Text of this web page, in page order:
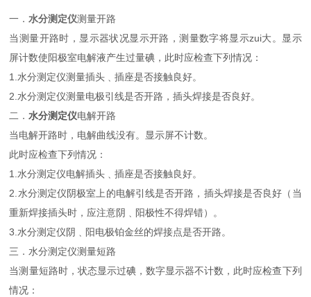
一．水分测定仪测量开路
当测量开路时，显示器状况显示开路，测量数字将显示zui大。显示
屏计数使阳极室电解液产生过量碘，此时应检查下列情况：
1.水分测定仪测量插头﹑插座是否接触良好。
2.水分测定仪测量电极引线是否开路，插头焊接是否良好。
二．水分测定仪电解开路
当电解开路时，电解曲线没有。显示屏不计数。
此时应检查下列情况：
1.水分测定仪电解插头﹑插座是否接触良好。
2.水分测定仪阴极室上的电解引线是否开路，插头焊接是否良好（当
重新焊接插头时，应注意阴﹑阳极性不得焊错）。
3.水分测定仪阴﹑阳电极铂金丝的焊接点是否开路。
三．水分测定仪测量短路
当测量短路时，状态显示过碘，数字显示器不计数，此时应检查下列
情况：